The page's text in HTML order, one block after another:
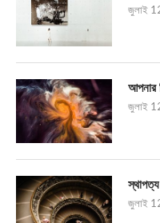
জুলাই
আপনার
জুলাই
জুলাই